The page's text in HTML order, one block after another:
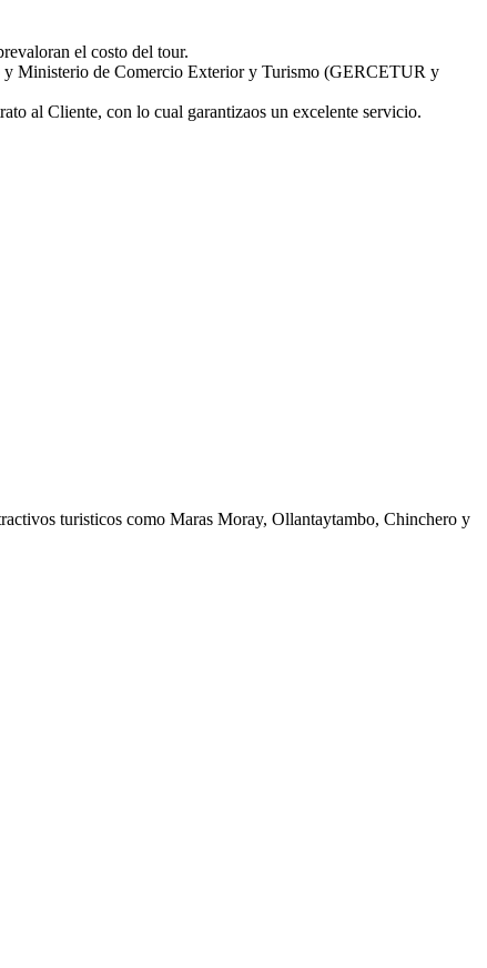
el costo del tour.
y Ministerio de Comercio Exterior y Turismo (GERCETUR y
al Cliente, con lo cual garantizaos un excelente servicio.
turisticos como Maras Moray, Ollantaytambo, Chinchero y